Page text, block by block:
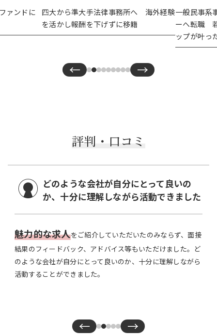
ァンドに
四大から準大手法律事務所へ 海外経験
を活かし報酬を下げずに移籍
一般民事系
ーへ転職
ップが叶っ
← →
評判・口コミ
どのような会社が自分にとって良いの
か、十分に理解しながら活動できました
魅力的な求人をご紹介していただいたのみならず、面接
結果のフィードバック、アドバイス等もいただけました。ど
のような会社が自分にとって良いのか、十分に理解しながら
活動することができました。
← →